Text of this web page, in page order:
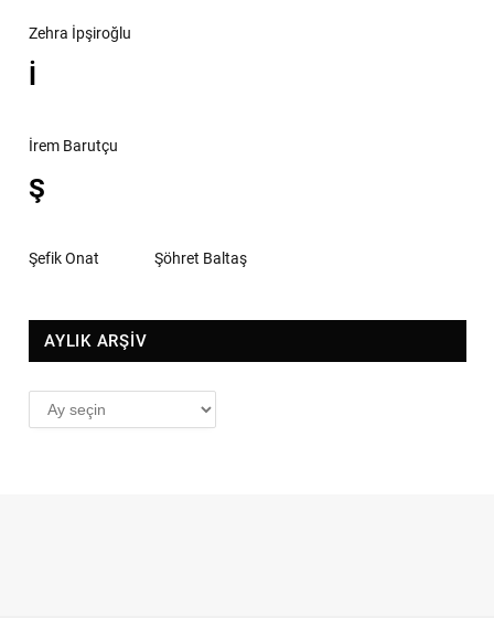
Zehra İpşiroğlu
İ
İrem Barutçu
Ş
Şefik Onat Şöhret Baltaş
AYLIK ARŞİV
AYLIK
ARŞİV